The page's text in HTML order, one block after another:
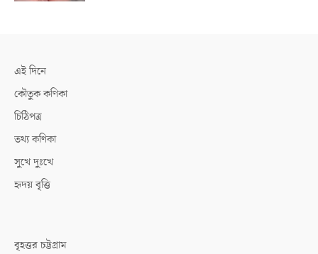
এই দিনে
কৌতুক কণিকা
চিঠিপত্র
তথ্য কণিকা
সুখে দুঃখে
হৃদয় বৃত্তি
বৃহত্তর চট্টগ্রাম